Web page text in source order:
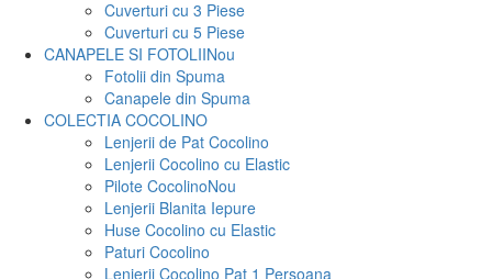
Cuverturi cu 3 Piese
Cuverturi cu 5 Piese
CANAPELE SI FOTOLIINou
Fotolii din Spuma
Canapele din Spuma
COLECTIA COCOLINO
Lenjerii de Pat Cocolino
Lenjerii Cocolino cu Elastic
Pilote CocolinoNou
Lenjerii Blanita Iepure
Huse Cocolino cu Elastic
Paturi Cocolino
Lenjerii Cocolino Pat 1 Persoana